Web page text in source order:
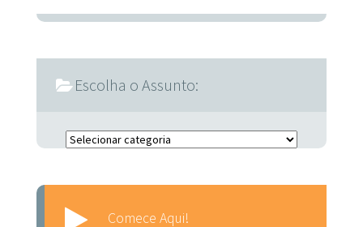
Escolha o Assunto:
Escolha o Assunto:
Comece Aqui!